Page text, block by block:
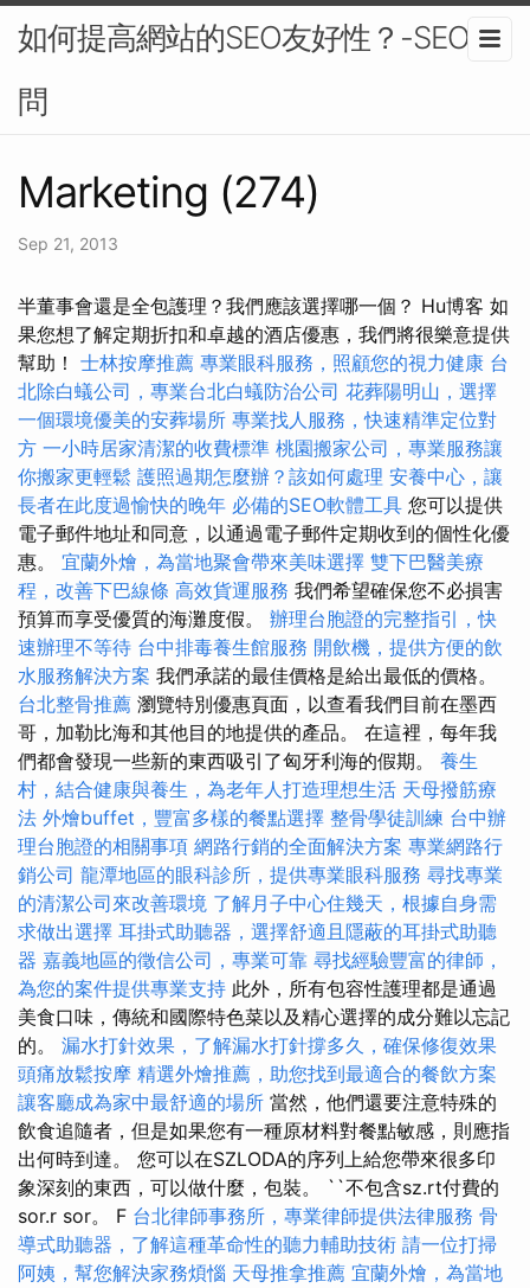
如何提高網站的SEO友好性？-SEO顧
問
Marketing (274)
Sep 21, 2013
半董事會還是全包護理？我們應該選擇哪一個？ Hu博客 如
果您想了解定期折扣和卓越的酒店優惠，我們將很樂意提供
幫助！ 士林按摩推薦 專業眼科服務，照顧您的視力健康 台
北除白蟻公司，專業台北白蟻防治公司 花葬陽明山，選擇
一個環境優美的安葬場所 專業找人服務，快速精準定位對
方 一小時居家清潔的收費標準 桃園搬家公司，專業服務讓
你搬家更輕鬆 護照過期怎麼辦？該如何處理 安養中心，讓
長者在此度過愉快的晚年 必備的SEO軟體工具 您可以提供
電子郵件地址和同意，以通過電子郵件定期收到的個性化優
惠。 宜蘭外燴，為當地聚會帶來美味選擇 雙下巴醫美療
程，改善下巴線條 高效貨運服務 我們希望確保您不必損害
預算而享受優質的海灘度假。 辦理台胞證的完整指引，快
速辦理不等待 台中排毒養生館服務 開飲機，提供方便的飲
水服務解決方案 我們承諾的最佳價格是給出最低的價格。
台北整骨推薦 瀏覽特別優惠頁面，以查看我們目前在墨西
哥，加勒比海和其他目的地提供的產品。 在這裡，每年我
們都會發現一些新的東西吸引了匈牙利海的假期。 養生
村，結合健康與養生，為老年人打造理想生活 天母撥筋療
法 外燴buffet，豐富多樣的餐點選擇 整骨學徒訓練 台中辦
理台胞證的相關事項 網路行銷的全面解決方案 專業網路行
銷公司 龍潭地區的眼科診所，提供專業眼科服務 尋找專業
的清潔公司來改善環境 了解月子中心住幾天，根據自身需
求做出選擇 耳掛式助聽器，選擇舒適且隱蔽的耳掛式助聽
器 嘉義地區的徵信公司，專業可靠 尋找經驗豐富的律師，
為您的案件提供專業支持 此外，所有包容性護理都是通過
美食口味，傳統和國際特色菜以及精心選擇的成分難以忘記
的。 漏水打針效果，了解漏水打針撐多久，確保修復效果
頭痛放鬆按摩 精選外燴推薦，助您找到最適合的餐飲方案
讓客廳成為家中最舒適的場所 當然，他們還要注意特殊的
飲食追隨者，但是如果您有一種原材料對餐點敏感，則應指
出何時到達。 您可以在SZLODA的序列上給您帶來很多印
象深刻的東西，可以做什麼，包裝。 ``不包含sz.rt付費的
sor.r sor。 F 台北律師事務所，專業律師提供法律服務 骨
導式助聽器，了解這種革命性的聽力輔助技術 請一位打掃
阿姨，幫您解決家務煩惱 天母推拿推薦 宜蘭外燴，為當地